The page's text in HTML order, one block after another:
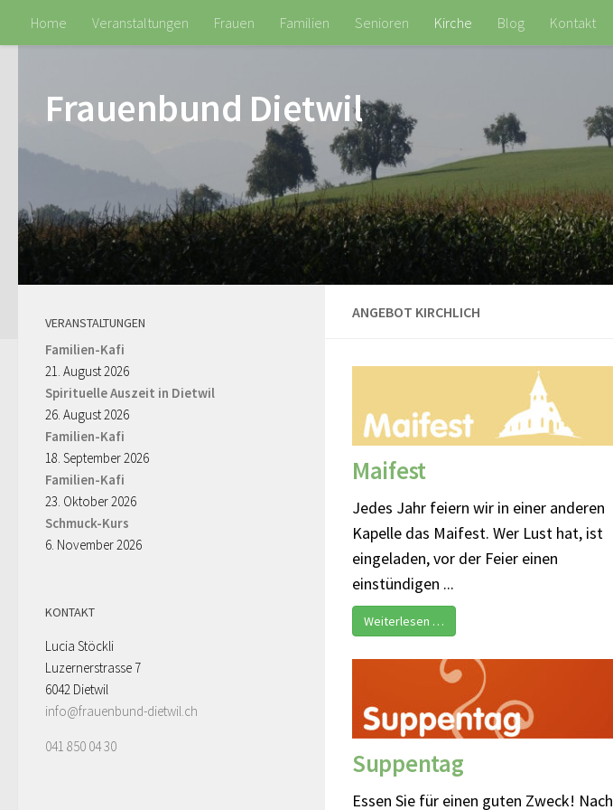
Home Veranstaltungen Frauen Familien Senioren Kirche Blog Kontakt
Frauenbund Dietwil
ANGEBOT KIRCHLICH
Maifest
Jedes Jahr feiern wir in einer anderen
Kapelle das Maifest. Wer Lust hat, ist
eingeladen, vor der Feier einen
einstündigen ...
Weiterlesen …
Suppentag
Essen Sie für einen guten Zweck! Nach
VERANSTALTUNGEN
Familien-Kafi
21. August 2026
Spirituelle Auszeit in Dietwil
26. August 2026
Familien-Kafi
18. September 2026
Familien-Kafi
23. Oktober 2026
Schmuck-Kurs
6. November 2026
KONTAKT
Lucia Stöckli
Luzernerstrasse 7
6042 Dietwil
info@frauenbund-dietwil.ch
041 850 04 30